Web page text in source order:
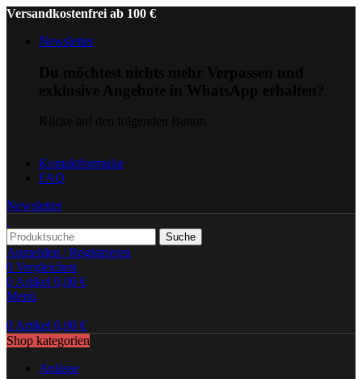
Versandkostenfrei ab 100 €
Newsletter
Kontaktformular
FAQ
Newsletter
Suche
Anmelden / Registrieren
0 Vergleichen
0Artikel 0,00 €
Menü
0Artikel 0,00 €
Shop kategorien
Anlässe